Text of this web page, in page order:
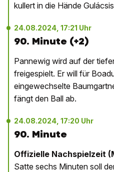
kullert in die Hände
24.08.2024, 17:21 Uhr
90. Minute (+2)
Pannewig wird auf der
freigespielt. Er will für
eingewechselte
fängt den Ball ab.
24.08.2024, 17:20 Uhr
90. Minute
Offizielle Nachspielzeit
Satte sechs Minuten soll